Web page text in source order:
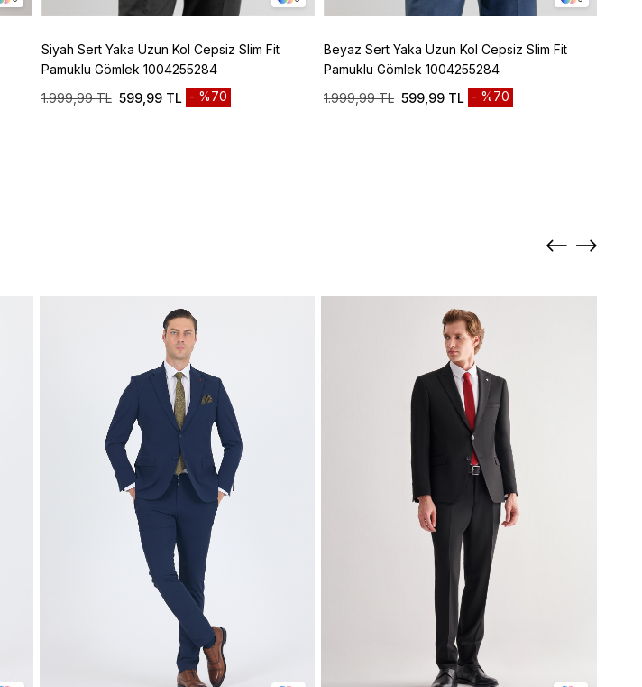
Siyah Sert Yaka Uzun Kol Cepsiz Slim Fit
Pamuklu Gömlek 1004255284
1.999,99 TL 599,99 TL %70
Beyaz Sert Yaka Uzun Kol Cepsiz Slim Fit
Pamuklu Gömlek 1004255284
1.999,99 TL 599,99 TL %70